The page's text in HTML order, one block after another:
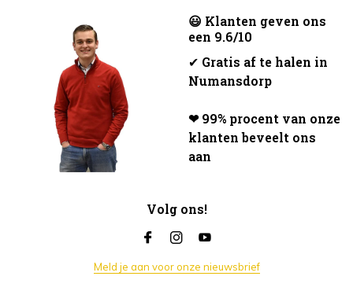
😃 Klanten geven ons
een 9.6/10
✔ Gratis af te halen in
Numansdorp
❤ 99% procent van onze
klanten beveelt ons
aan
Volg ons!
Meld je aan voor onze nieuwsbrief